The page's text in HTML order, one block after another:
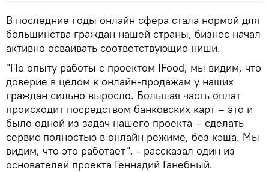
В последние годы онлайн сфера стала нормой для
большинства граждан нашей страны, бизнес начал
активно осваивать соответствующие ниши.
"По опыту работы с проектом IFood, мы видим, что
доверие в целом к онлайн-продажам у наших
граждан сильно выросло. Большая часть оплат
происходит посредством банковских карт – это и
было одной из задач нашего проекта – сделать
сервис полностью в онлайн режиме, без кэша. Мы
видим, что это работает", - рассказал один из
основателей проекта Геннадий Ганебный.